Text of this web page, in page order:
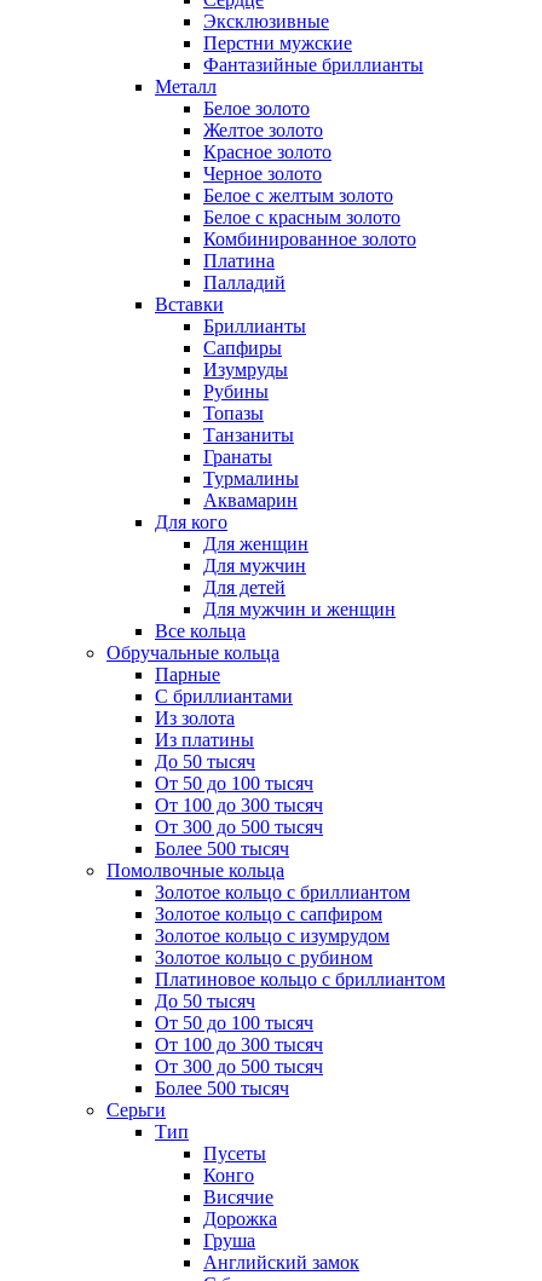
Эксклюзивные
Перстни мужские
Фантазийные бриллианты
Металл
Белое золото
Желтое золото
Красное золото
Черное золото
Белое с желтым золото
Белое с красным золото
Комбинированное золото
Платина
Палладий
Вставки
Бриллианты
Сапфиры
Изумруды
Рубины
Топазы
Танзаниты
Гранаты
Турмалины
Аквамарин
Для кого
Для женщин
Для мужчин
Для детей
Для мужчин и женщин
Все кольца
Обручальные кольца
Парные
С бриллиантами
Из золота
Из платины
До 50 тысяч
От 50 до 100 тысяч
От 100 до 300 тысяч
От 300 до 500 тысяч
Более 500 тысяч
Помолвочные кольца
Золотое кольцо с бриллиантом
Золотое кольцо с сапфиром
Золотое кольцо с изумрудом
Золотое кольцо с рубином
Платиновое кольцо с бриллиантом
До 50 тысяч
От 50 до 100 тысяч
От 100 до 300 тысяч
От 300 до 500 тысяч
Более 500 тысяч
Серьги
Тип
Пусеты
Конго
Висячие
Дорожка
Груша
Английский замок